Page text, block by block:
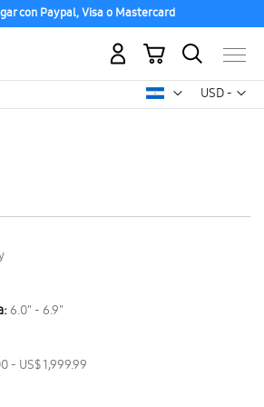
con Paypal, Visa o Mastercard
USD -
dólar
Mi carrito
6.0" - 6.9"
- US$ 1,999.99